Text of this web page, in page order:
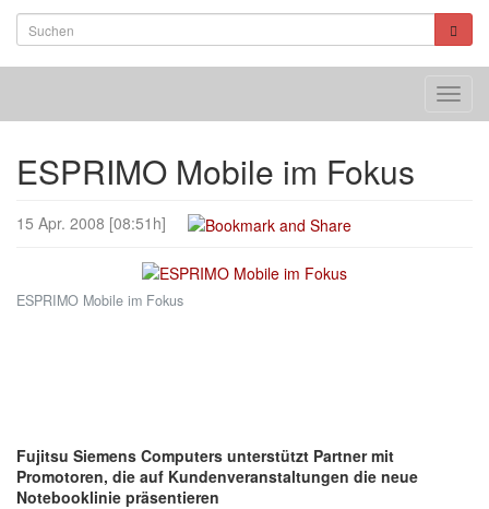
ESPRIMO Mobile im Fokus
15 Apr. 2008 [08:51h]
ESPRIMO Mobile im Fokus
Fujitsu Siemens Computers unterstützt Partner mit
Promotoren, die auf Kundenveranstaltungen die neue
Notebooklinie präsentieren